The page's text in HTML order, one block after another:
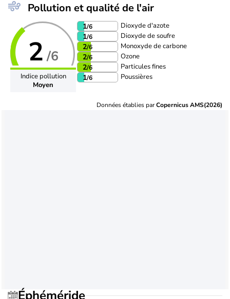
Pollution et qualité de l'air
2 /6
Indice pollution
Moyen
1/6 Dioxyde d'azote
1/6 Dioxyde de soufre
2/6 Monoxyde de carbone
2/6 Ozone
2/6 Particules fines
1/6 Poussières
Données établies parCopernicus AMS(2026)
Éphéméride